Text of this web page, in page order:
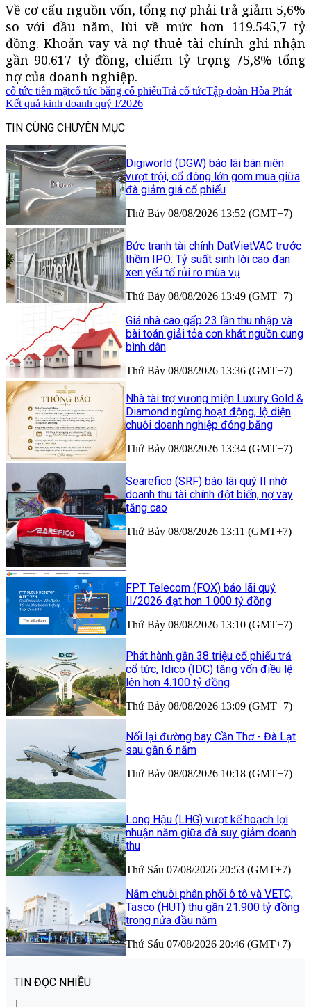
Về cơ cấu nguồn vốn, tổng nợ phải trả giảm 5,6%
so với đầu năm, lùi về mức hơn 119.545,7 tỷ
đồng. Khoản vay và nợ thuê tài chính ghi nhận
gần 90.617 tỷ đồng, chiếm tỷ trọng 75,8% tổng
nợ của doanh nghiệp.
cổ tức tiền mặtcổ tức bằng cổ phiếuTrả cổ tứcTập đoàn Hòa Phát
Kết quả kinh doanh quý I/2026
TIN CÙNG CHUYÊN MỤC
Digiworld (DGW) báo lãi bán niên
vượt trội, cổ đông lớn gom mua giữa
đà giảm giá cổ phiếu
Thứ Bảy 08/08/2026 13:52 (GMT+7)
Bức tranh tài chính DatVietVAC trước
thềm IPO: Tỷ suất sinh lời cao đan
xen yếu tố rủi ro mùa vụ
Thứ Bảy 08/08/2026 13:49 (GMT+7)
Giá nhà cao gấp 23 lần thu nhập và
bài toán giải tỏa cơn khát nguồn cung
bình dân
Thứ Bảy 08/08/2026 13:36 (GMT+7)
Nhà tài trợ vương miện Luxury Gold &
Diamond ngừng hoạt động, lộ diện
chuỗi doanh nghiệp đóng băng
Thứ Bảy 08/08/2026 13:34 (GMT+7)
Searefico (SRF) báo lãi quý II nhờ
doanh thu tài chính đột biến, nợ vay
tăng cao
Thứ Bảy 08/08/2026 13:11 (GMT+7)
FPT Telecom (FOX) báo lãi quý
II/2026 đạt hơn 1.000 tỷ đồng
Thứ Bảy 08/08/2026 13:10 (GMT+7)
Phát hành gần 38 triệu cổ phiếu trả
cổ tức, Idico (IDC) tăng vốn điều lệ
lên hơn 4.100 tỷ đồng
Thứ Bảy 08/08/2026 13:09 (GMT+7)
Nối lại đường bay Cần Thơ - Đà Lạt
sau gần 6 năm
Thứ Bảy 08/08/2026 10:18 (GMT+7)
Long Hậu (LHG) vượt kế hoạch lợi
nhuận năm giữa đà suy giảm doanh
thu
Thứ Sáu 07/08/2026 20:53 (GMT+7)
Nắm chuỗi phân phối ô tô và VETC,
Tasco (HUT) thu gần 21.900 tỷ đồng
trong nửa đầu năm
Thứ Sáu 07/08/2026 20:46 (GMT+7)
TIN ĐỌC NHIỀU
1